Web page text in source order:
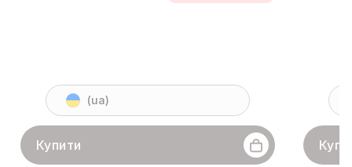
(ua)
Купити